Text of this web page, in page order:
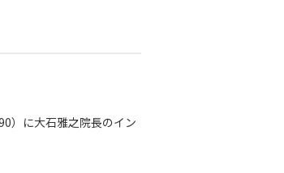
）に大石雅之院長のイン